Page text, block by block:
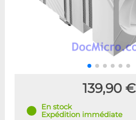
139,90 €
En stock
Expédition immédiate